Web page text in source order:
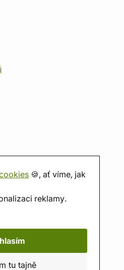
🍪, ať víme, jak
reklamy.
tu tajně